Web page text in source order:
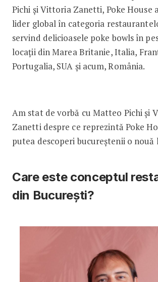
Pichi și Vittoria Zanetti, Poke House
lider global în categoria
servind delicioasele poke bowls în
locații din Marea Britanie, Italia,
Portugalia, SUA și acum, România.
Am stat de vorbă cu Matteo Pichi și
Zanetti despre ce reprezintă Poke
putea descoperi bucureștenii o nouă
Care este conceptul
din București?